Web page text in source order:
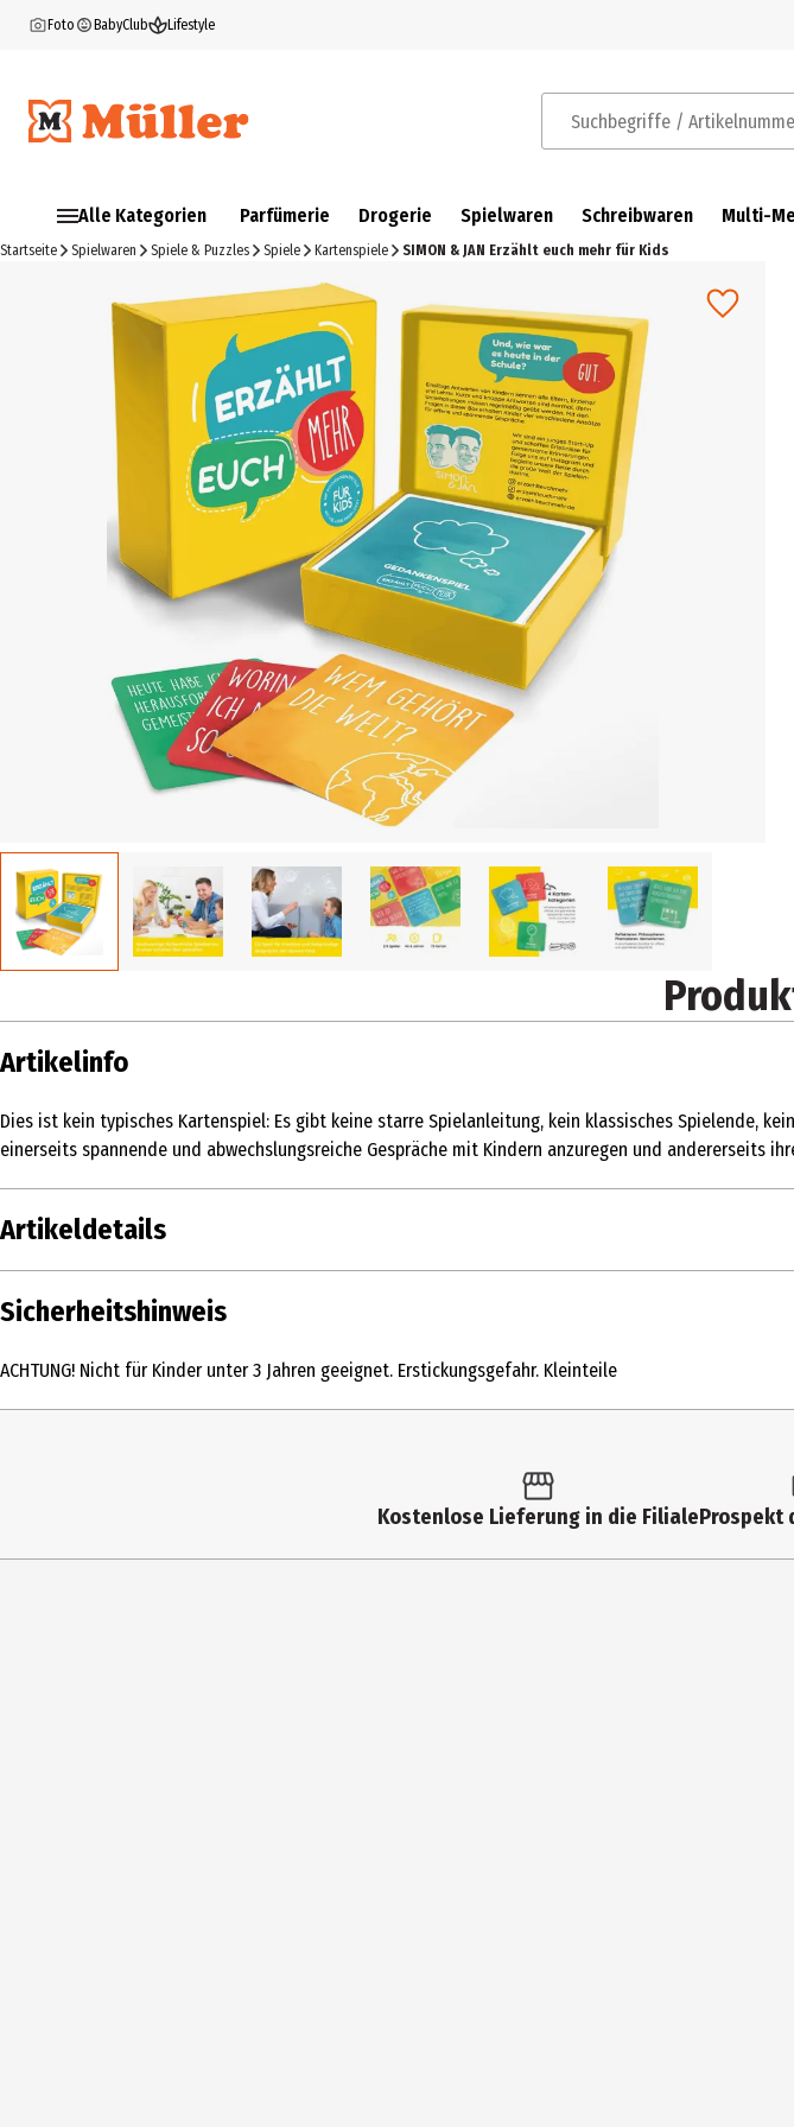
Foto BabyClub Lifestyle
Suchbegriffe / Artikelnummer
Alle Kategorien Parfümerie Drogerie Spielwaren Schreibwaren Multi-
Startseite Spielwaren Spiele & Puzzles Spiele Kartenspiele SIMON & JAN Erzählt euch mehr für Kids
Artikelinfo
Dies ist kein typisches Kartenspiel: Es gibt keine starre Spielanleitung, kein klassisches Spielende,
einerseits spannende und abwechslungsreiche Gespräche mit Kindern anzuregen und
Artikeldetails
Inhalt
Sicherheitshinweis
ACHTUNG! Nicht für Kinder unter 3 Jahren geeignet. Erstickungsgefahr. Kleinteile
Kostenlose Lieferung in die FilialeProspekt